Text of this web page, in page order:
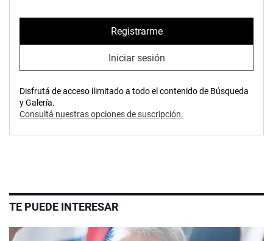
Registrarme
Iniciar sesión
Disfrutá de acceso ilimitado a todo el contenido de Búsqueda
y Galería.
Consultá nuestras opciones de suscripción.
TE PUEDE INTERESAR